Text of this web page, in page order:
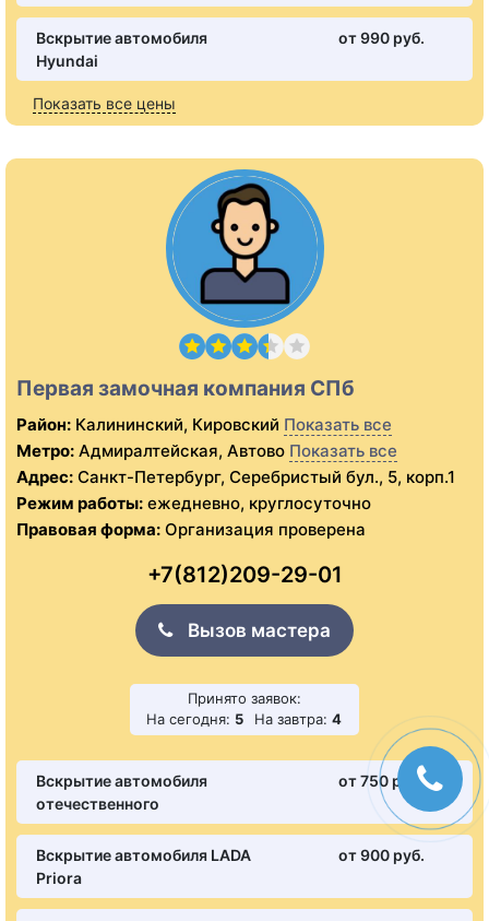
Вскрытие автомобиля
Hyundai
от 990 pуб.
Показать все цены
Первая замочная компания СПб
Район: Калининский, Кировский Показать все
Метро: Адмиралтейская, Автово Показать все
Адрес: Санкт-Петербург, Серебристый бул., 5, корп.1
Режим работы: ежедневно, круглосуточно
Правовая форма: Организация проверена
+7(812)209-29-01
Вызов мастера
Принято заявок:
На сегодня: 5 На завтра: 4
Вскрытие автомобиля
отечественного
от 750 pуб.
Вскрытие автомобиля LADA
Priora
от 900 pуб.